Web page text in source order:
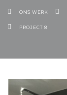
ONS WERK
PROJECT 8